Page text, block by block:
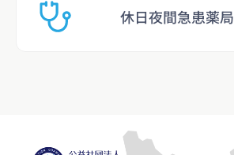
休日夜間急患薬局